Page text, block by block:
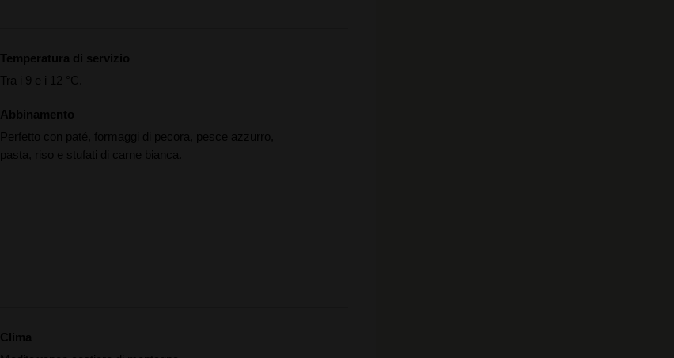
Temperatura di servizio
Tra i 9 e i 12 °C.
Abbinamento
Perfetto con paté, formaggi di pecora, pesce azzurro,
pasta, riso e stufati di carne bianca.
Clima